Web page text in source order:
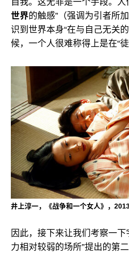
自我。这无非是一个手段。
世界的触感”（强调为引者所
识到世界本身“在与自己无关
候，一个人很难称得上是在“徒
井上淳一，《战争和一个女人》，
因此，接下来让我们考察一
力相对较弱的场所”提出的第